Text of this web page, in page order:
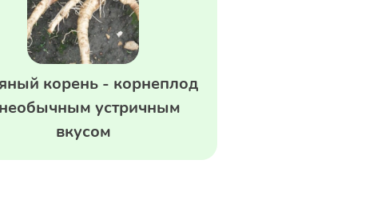
корень - корнеплод
устричным
вкусом